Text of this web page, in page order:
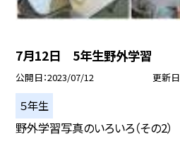
7月12日 5年生野外学習
公開日 2023/07/12 更新日
５年生
野外学習写真のいろいろ（その2）